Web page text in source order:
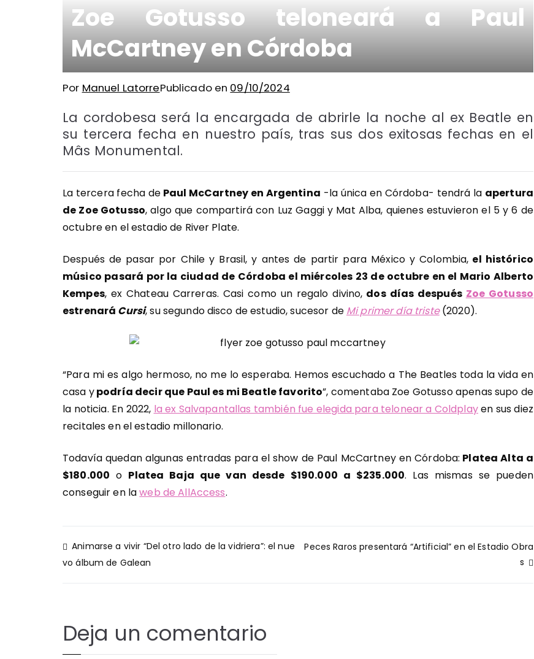
Zoe Gotusso teloneará a Paul
McCartney en Córdoba
Por Manuel LatorrePublicado en 09/10/2024
La cordobesa será la encargada de abrirle la noche al ex Beatle en
su tercera fecha en nuestro país, tras sus dos exitosas fechas en el
Mâs Monumental.
La tercera fecha de Paul McCartney en Argentina -la única en Córdoba- tendrá la apertura
de Zoe Gotusso, algo que compartirá con Luz Gaggi y Mat Alba, quienes estuvieron el 5 y 6 de
octubre en el estadio de River Plate.
Después de pasar por Chile y Brasil, y antes de partir para México y Colombia, el histórico
músico pasará por la ciudad de Córdoba el miércoles 23 de octubre en el Mario Alberto
Kempes, ex Chateau Carreras. Casi como un regalo divino, dos días después Zoe Gotusso
estrenará Cursi, su segundo disco de estudio, sucesor de Mi primer día triste (2020).
“Para mi es algo hermoso, no me lo esperaba. Hemos escuchado a The Beatles toda la vida en
casa ypodría decir que Paul es mi Beatle favorito”, comentaba Zoe Gotusso apenas supo de
la noticia. En 2022, la ex Salvapantallas también fue elegida para telonear a Coldplayen sus diez
recitales en el estadio millonario.
Todavía quedan algunas entradas para el show de Paul McCartney en Córdoba: Platea Alta a
$180.000 o Platea Baja que van desde $190.000 a $235.000. Las mismas se pueden
conseguir en laweb de AllAccess.
Navegación
de
Animarse a vivir “Del otro lado de la vidriera”: el nue
vo álbum de Galean
Peces Raros presentará “Artificial” en el Estadio Obra
s
Deja un comentario